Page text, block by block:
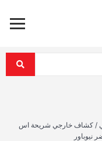
/ كشاف خارجي شريحة اس